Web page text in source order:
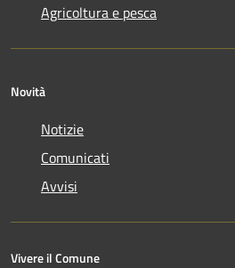
Agricoltura e pesca
Novità
Notizie
Comunicati
Avvisi
Vivere il Comune